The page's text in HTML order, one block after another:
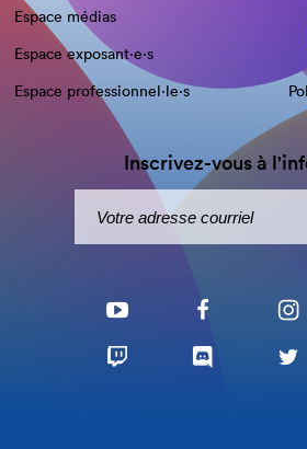
Espace médias
Espace exposant·e⋅s
Espace professionnel·le⋅s
Inscrivez-vous à